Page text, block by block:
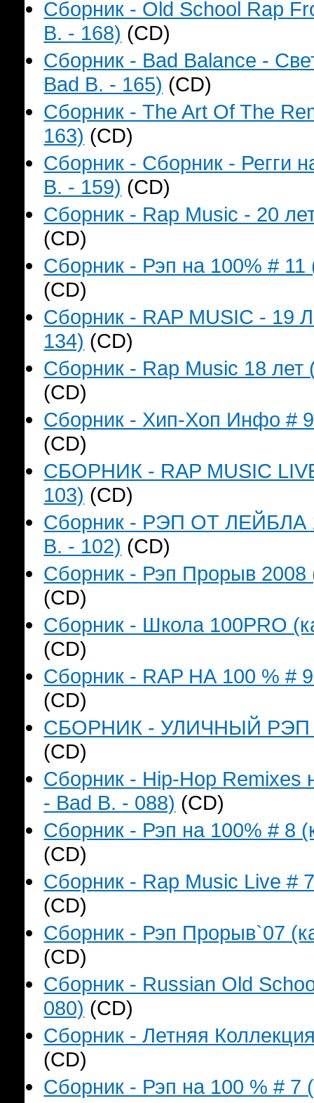
Сборник - Old School Rap
B. - 168) (CD)
Сборник - Bad Balance -
Bad B. - 165) (CD)
Сборник - The Art Of The
163) (CD)
Сборник - Сборник - Регги
B. - 159) (CD)
Сборник - Rap Music - 20
(CD)
Сборник - Рэп на 100% #
(CD)
Сборник - RAP MUSIC - 19
134) (CD)
Сборник - Rap Music 18
(CD)
Сборник - Хип-Хоп Инфо #
(CD)
СБОРНИК - RAP MUSIC
103) (CD)
Сборник - РЭП ОТ ЛЕЙБЛА
B. - 102) (CD)
Сборник - Рэп Прорыв
(CD)
Сборник - Школа 100PRO
(CD)
Сборник - RAP НА 100 % #
(CD)
СБОРНИК - УЛИЧНЫЙ РЭП
(CD)
Сборник - Hip-Hop Remixes
- Bad B. - 088) (CD)
Сборник - Рэп на 100% # 8
(CD)
Сборник - Rap Music Live #
(CD)
Сборник - Рэп Прорыв`07
(CD)
Сборник - Russian Old
080) (CD)
Сборник - Летняя
(CD)
Сборник - Рэп на 100 % # 7